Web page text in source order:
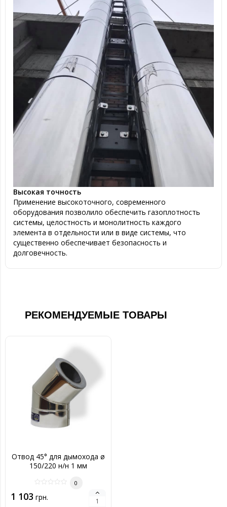
Высокая точность
Применение высокоточного, современного
оборудования позволило обеспечить газоплотность
системы, целостность и монолитность каждого
элемента в отдельности или в виде системы, что
существенно обеспечивает безопасность и
долговечность.
РЕКОМЕНДУЕМЫЕ ТОВАРЫ
Отвод 45° для дымохода ø
150/220 н/н 1 мм
0
1 103 грн.